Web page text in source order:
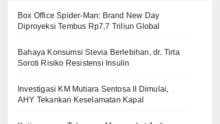
Box Office Spider-Man: Brand New Day
Diproyeksi Tembus Rp7,7 Triliun Global
Bahaya Konsumsi Stevia Berlebihan, dr. Tirta
Soroti Risiko Resistensi Insulin
Investigasi KM Mutiara Sentosa II Dimulai,
AHY Tekankan Keselamatan Kapal